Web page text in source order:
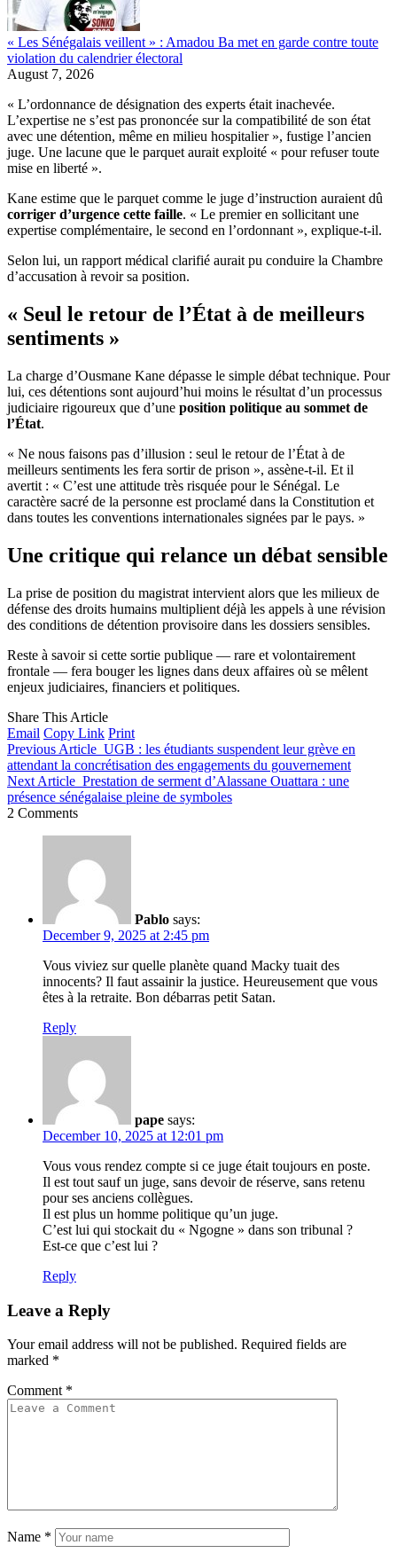
« Les Sénégalais veillent » : Amadou Ba met en garde contre toute
violation du calendrier électoral
August 7, 2026
« L’ordonnance de désignation des experts était inachevée.
L’expertise ne s’est pas prononcée sur la compatibilité de son état
avec une détention, même en milieu hospitalier », fustige l’ancien
juge. Une lacune que le parquet aurait exploité « pour refuser toute
mise en liberté ».
Kane estime que le parquet comme le juge d’instruction auraient dû
corriger d’urgence cette faille. « Le premier en sollicitant une
expertise complémentaire, le second en l’ordonnant », explique-t-il.
Selon lui, un rapport médical clarifié aurait pu conduire la Chambre
d’accusation à revoir sa position.
« Seul le retour de l’État à de meilleurs
sentiments »
La charge d’Ousmane Kane dépasse le simple débat technique. Pour
lui, ces détentions sont aujourd’hui moins le résultat d’un processus
judiciaire rigoureux que d’une position politique au sommet de
l’État.
« Ne nous faisons pas d’illusion : seul le retour de l’État à de
meilleurs sentiments les fera sortir de prison », assène-t-il. Et il
avertit : « C’est une attitude très risquée pour le Sénégal. Le
caractère sacré de la personne est proclamé dans la Constitution et
dans toutes les conventions internationales signées par le pays. »
Une critique qui relance un débat sensible
La prise de position du magistrat intervient alors que les milieux de
défense des droits humains multiplient déjà les appels à une révision
des conditions de détention provisoire dans les dossiers sensibles.
Reste à savoir si cette sortie publique — rare et volontairement
frontale — fera bouger les lignes dans deux affaires où se mêlent
enjeux judiciaires, financiers et politiques.
Share This Article
Email Copy Link Print
Previous Article UGB : les étudiants suspendent leur grève en
attendant la concrétisation des engagements du gouvernement
Next Article Prestation de serment d’Alassane Ouattara : une
présence sénégalaise pleine de symboles
2 Comments
Pablo says:
December 9, 2025 at 2:45 pm
Vous viviez sur quelle planète quand Macky tuait des
innocents? Il faut assainir la justice. Heureusement que vous
êtes à la retraite. Bon débarras petit Satan.
Reply
pape says:
December 10, 2025 at 12:01 pm
Vous vous rendez compte si ce juge était toujours en poste.
Il est tout sauf un juge, sans devoir de réserve, sans retenu
pour ses anciens collègues.
Il est plus un homme politique qu’un juge.
C’est lui qui stockait du « Ngogne » dans son tribunal ?
Est-ce que c’est lui ?
Reply
Leave a Reply
Your email address will not be published. Required fields are
marked *
Comment *
Name *